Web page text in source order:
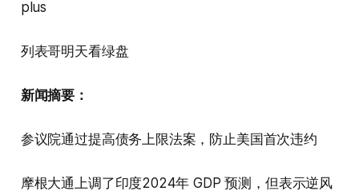
plus
列表哥明天看绿盘
新闻摘要：
参议院通过提高债务上限法案，防止美国首次违约
摩根大通上调了印度2024年 GDP 预测，但表示逆风